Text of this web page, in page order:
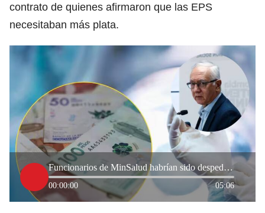
contrato de quienes afirmaron que las EPS
necesitaban más plata.
Funcionarios de MinSalud habrían sido despedidos por los cálculos del aumento de la UPC
00:00:00 05:06